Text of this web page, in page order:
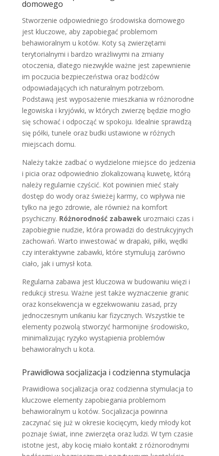
domowego
Stworzenie odpowiedniego środowiska domowego
jest kluczowe, aby zapobiegać problemom
behawioralnym u kotów. Koty są zwierzętami
terytorialnymi i bardzo wrażliwymi na zmiany
otoczenia, dlatego niezwykle ważne jest zapewnienie
im poczucia bezpieczeństwa oraz bodźców
odpowiadających ich naturalnym potrzebom.
Podstawą jest wyposażenie mieszkania w różnorodne
legowiska i kryjówki, w których zwierzę będzie mogło
się schować i odpocząć w spokoju. Idealnie sprawdzą
się półki, tunele oraz budki ustawione w różnych
miejscach domu.
Należy także zadbać o wydzielone miejsce do jedzenia
i picia oraz odpowiednio zlokalizowaną kuwetę, którą
należy regularnie czyścić. Kot powinien mieć stały
dostęp do wody oraz świeżej karmy, co wpływa nie
tylko na jego zdrowie, ale również na komfort
psychiczny. Różnorodność zabawekurozmaici czas i
zapobiegnie nudzie, która prowadzi do destrukcyjnych
zachowań. Warto inwestować w drapaki, piłki, wędki
czy interaktywne zabawki, które stymulują zarówno
ciało, jak i umysł kota.
Regularna zabawa jest kluczowa w budowaniu więzi i
redukcji stresu. Ważne jest także wyznaczenie granic
oraz konsekwencja w egzekwowaniu zasad, przy
jednoczesnym unikaniu kar fizycznych. Wszystkie te
elementy pozwolą stworzyć harmonijne środowisko,
minimalizując ryzyko wystąpienia problemów
behawioralnych u kota.
Prawidłowa socjalizacja i codzienna stymulacja
Prawidłowa socjalizacja oraz codzienna stymulacja to
kluczowe elementy zapobiegania problemom
behawioralnym u kotów. Socjalizacja powinna
zaczynać się już w okresie kocięcym, kiedy młody kot
poznaje świat, inne zwierzęta oraz ludzi. W tym czasie
istotne jest, aby kocię miało kontakt z różnorodnymi